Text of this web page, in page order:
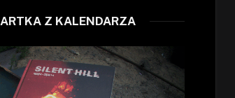
Z KALENDARZA